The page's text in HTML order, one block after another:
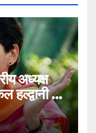
अध्यक्ष
हल्द्वानी में